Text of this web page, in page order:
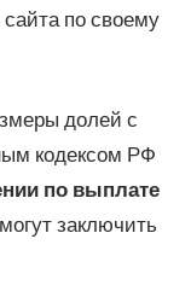
по своему
долей с
кодексом РФ
по выплате
заключить